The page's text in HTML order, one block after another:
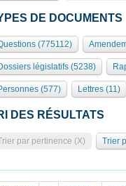
DE DOCUMENTS
(775112)
législatifs (5238)
(577) Lettres (11)
DES RÉSULTATS
par pertinence (X) Trier